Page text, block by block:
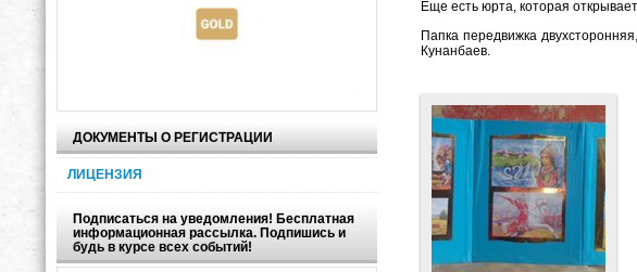
ДОКУМЕНТЫ О РЕГИСТРАЦИИ
ЛИЦЕНЗИЯ
Подписаться на уведомления! Бесплатная
информационная рассылка. Подпишись и
будь в курсе всех событий!
Еще есть юрта, которая
Папка передвижка
Кунанбаев.